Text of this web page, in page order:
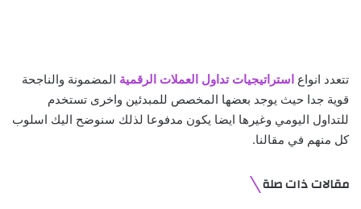
تتعدد انواع استراتيجيات تداول العملات الرقمية المضمونة والناجحة
قوية جدا حيث يوجد بعضها المخصص للمبدئين واخرى تستخدم
للتداول اليومي وغيرها ايضا يكون مدفوعا لذلك سنوضح اليك اسلوب
كل منهم في مقالنا.
مقالات ذات صلة